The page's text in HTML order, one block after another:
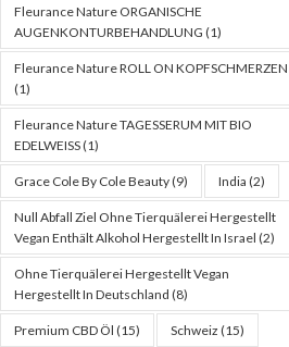
Fleurance Nature ORGANISCHE
AUGENKONTURBEHANDLUNG (1)
Fleurance Nature ROLL ON KOPFSCHMERZEN
(1)
Fleurance Nature TAGESSERUM MIT BIO
EDELWEISS(1)
Grace Cole By Cole Beauty(9) India (2)
Null Abfall Ziel Ohne Tierquälerei Hergestellt
Vegan Enthält Alkohol Hergestellt In Israel (2)
Ohne Tierquälerei Hergestellt Vegan
Hergestellt In Deutschland (8)
Premium CBD Öl (15) Schweiz (15)